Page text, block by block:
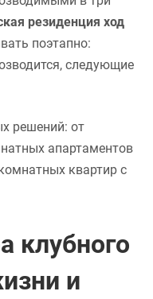
резиденция ход
поэтапно:
следующие
решений: от
апартаментов
квартир с
клубного
и